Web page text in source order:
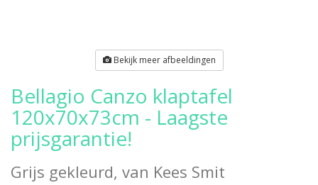
Bekijk meer afbeeldingen
Bellagio Canzo klaptafel
120x70x73cm - Laagste
prijsgarantie!
Grijs gekleurd, van Kees Smit